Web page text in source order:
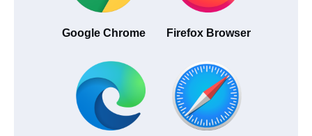
Google Chrome Firefox Browser